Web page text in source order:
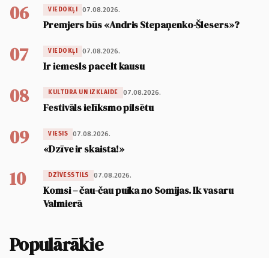
06 VIEDOKĻI 07.08.2026.
Premjers būs «Andris Stepaņenko-Šlesers»?
07 VIEDOKĻI 07.08.2026.
Ir iemesls pacelt kausu
08 KULTŪRA UN IZKLAIDE 07.08.2026.
Festivāls ielīksmo pilsētu
09 VIESIS 07.08.2026.
«Dzīve ir skaista!»
10 DZĪVESSTILS 07.08.2026.
Komsi – čau-čau puika no Somijas. Ik vasaru
Valmierā
Populārākie